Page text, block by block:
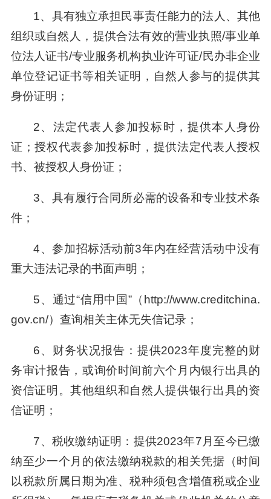
1、具有独立承担民事责任能力的法人、其他
组织或自然人，提供合法有效的营业执照/事业单
位法人证书/专业服务机构执业许可证/民办非企业
单位登记证书等相关证明，自然人参与的提供其
身份证明；
2、法定代表人参加投标时，提供本人身份
证；授权代表参加投标时，提供法定代表人授权
书、被授权人身份证；
3、具有履行合同所必需的设备和专业技术条
件；
4、参加招标活动前3年内在经营活动中没有
重大违法记录的书面声明；
5、通过“信用中国”（http://www.creditchina.
gov.cn/）查询相关主体无失信记录；
6、财务状况报告：提供2023年度完整的财
务审计报告，或询价时间前六个月内银行出具的
资信证明。其他组织和自然人提供银行出具的资
信证明；
7、税收缴纳证明：提供2023年7月至今已缴
纳至少一个月的依法缴纳税款的相关凭据（时间
以税款所属日期为准、税种须包含增值税或企业